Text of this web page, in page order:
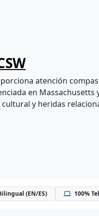
atención
en
y heridas
(EN/ES) 100%